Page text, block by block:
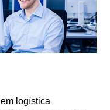
logística